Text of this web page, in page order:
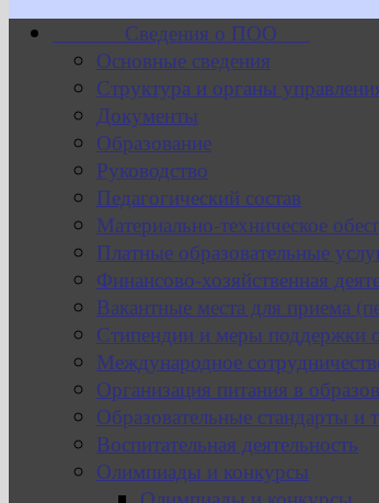
Сведения о ПОО
Основные сведения
Структура и органы
Документы
Образование
Руководство
Педагогический состав
Материально-техническое
Платные образовательные
Финансово-хозяйственная
Вакантные места для приема
Стипендии и меры поддержки
Международное
Организация питания в
Образовательные стандарты и
Воспитательная деятельность
Олимпиады и конкурсы